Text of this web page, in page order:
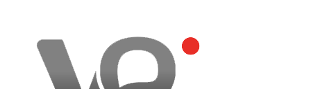
content